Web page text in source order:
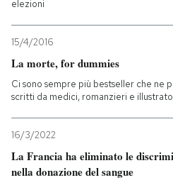
elezioni
15/4/2016
La morte, for dummies
Ci sono sempre più bestseller che ne
scritti da medici, romanzieri e
16/3/2022
La Francia ha eliminato le
nella donazione del sangue